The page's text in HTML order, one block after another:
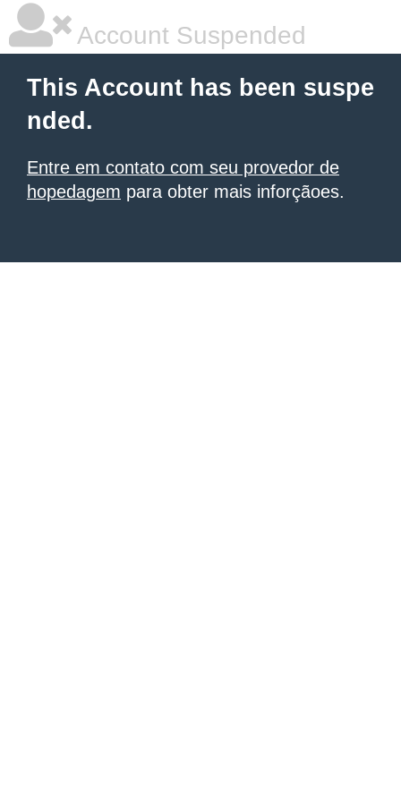
Account Suspended
This Account has been suspe
nded.
Entre em contato com seu provedor de
hopedagem para obter mais inforçãoes.